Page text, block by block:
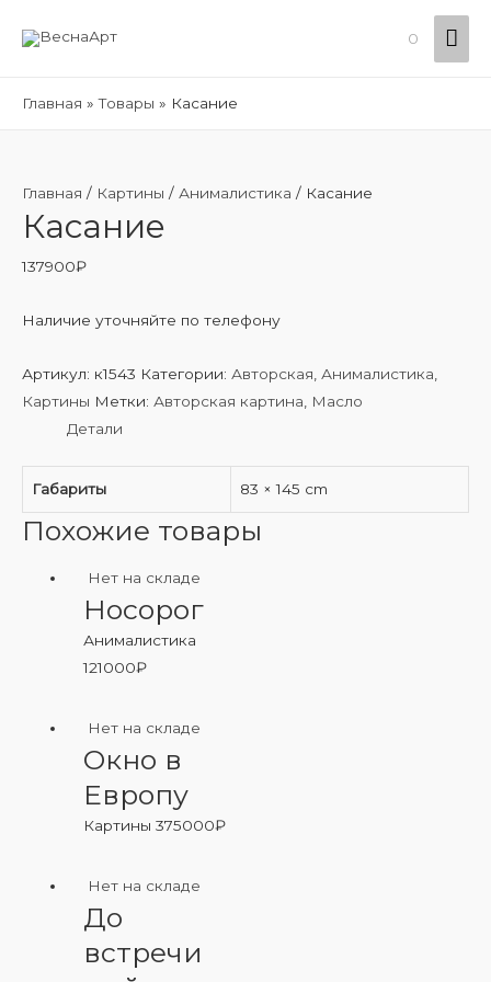
0
Главная Товары Касание
Главная / Картины / Анималистика / Касание
Касание
137900₽
Наличие уточняйте по телефону
Артикул: к1543 Категории: Авторская Анималистика
Картины Метки: Авторская картина
Масло
Детали
Габариты 83 × 145 cm
Похожие товары
Нет на складе
Носорог
Анималистика
121000₽
Нет на складе
Окно в
Европу
Картины375000₽
Нет на складе
До
встречи